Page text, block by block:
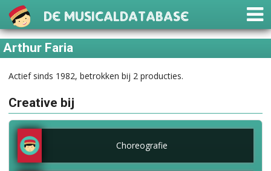
De Musicaldatabase
Arthur Faria
Actief sinds 1982, betrokken bij 2 producties.
Creative bij
Choreografie